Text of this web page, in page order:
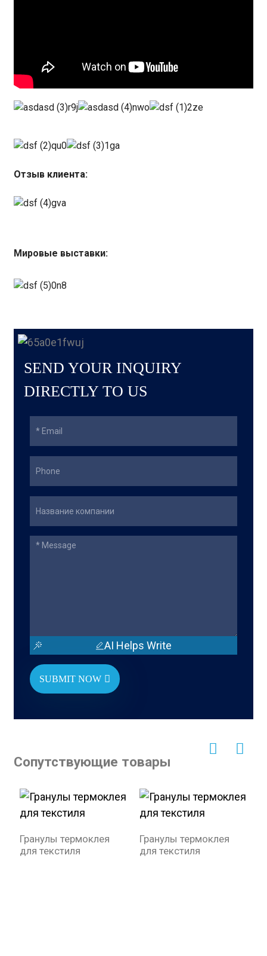
Отзыв клиента:
Мировые выставки:
SEND YOUR INQUIRY
DIRECTLY TO US
AI Helps Write
SUBMIT NOW
Сопутствующие товары
Гранулы термоклея
для текстиля
Гранулы термоклея
для текстиля